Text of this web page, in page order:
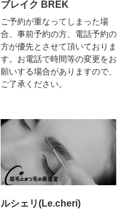
ブレイク BREK
ご予約が重なってしまった場
合、事前予約の方、電話予約の
方が優先とさせて頂いておりま
す。お電話で時間等の変更をお
願いする場合がありますので、
ご了承ください。
ルシェリ(Le.cheri)